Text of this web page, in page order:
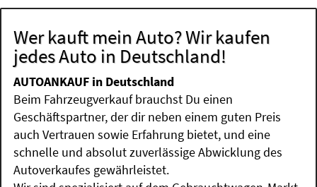
Wer kauft mein Auto? Wir kaufen
jedes Auto in Deutschland!
AUTOANKAUF in Deutschland
Beim Fahrzeugverkauf brauchst Du einen
Geschäftspartner, der dir neben einem guten Preis
auch Vertrauen sowie Erfahrung bietet, und eine
schnelle und absolut zuverlässige Abwicklung des
Autoverkaufes gewährleistet.